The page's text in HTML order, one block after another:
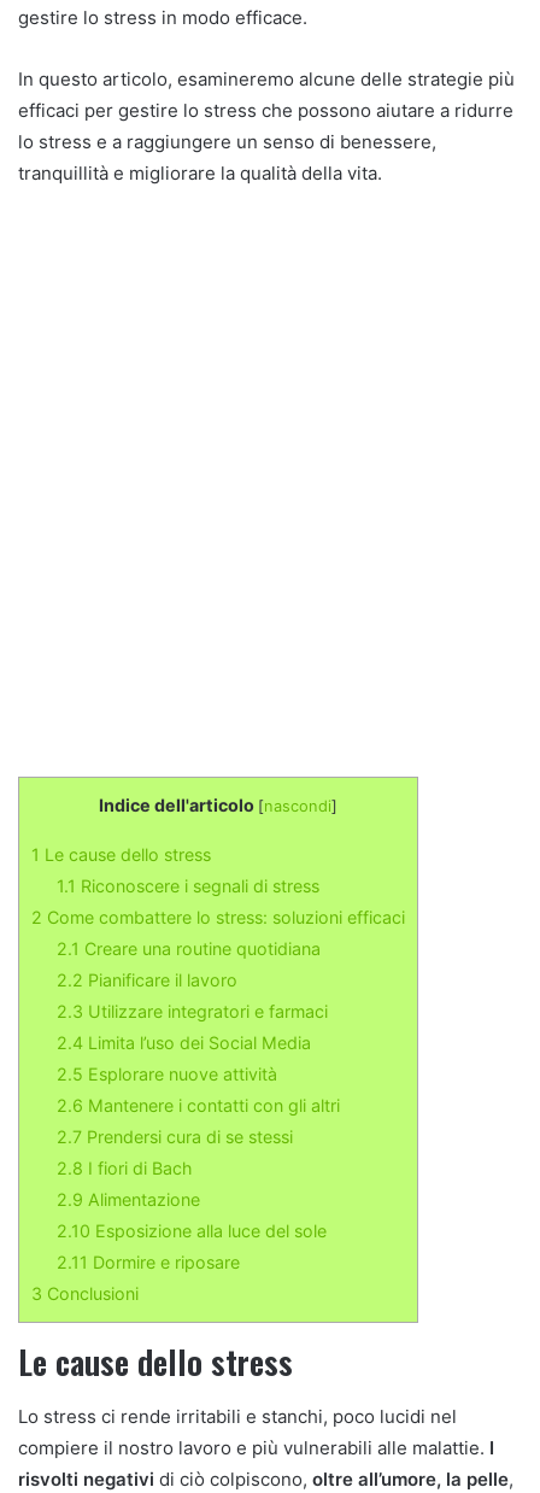
gestire lo stress in modo efficace.
In questo articolo, esamineremo alcune delle strategie più
efficaci per gestire lo stress che possono aiutare a ridurre
lo stress e a raggiungere un senso di benessere,
tranquillità e migliorare la qualità della vita.
Indice dell'articolo [nascondi]
1 Le cause dello stress
1.1 Riconoscere i segnali di stress
2 Come combattere lo stress: soluzioni efficaci
2.1 Creare una routine quotidiana
2.2 Pianificare il lavoro
2.3 Utilizzare integratori e farmaci
2.4 Limita l’uso dei Social Media
2.5 Esplorare nuove attività
2.6 Mantenere i contatti con gli altri
2.7 Prendersi cura di se stessi
2.8 I fiori di Bach
2.9 Alimentazione
2.10 Esposizione alla luce del sole
2.11 Dormire e riposare
3 Conclusioni
Le cause dello stress
Lo stress ci rende irritabili e stanchi, poco lucidi nel
compiere il nostro lavoro e più vulnerabili alle malattie. I
risvolti negativi di ciò colpiscono, oltre all’umore, la pelle,